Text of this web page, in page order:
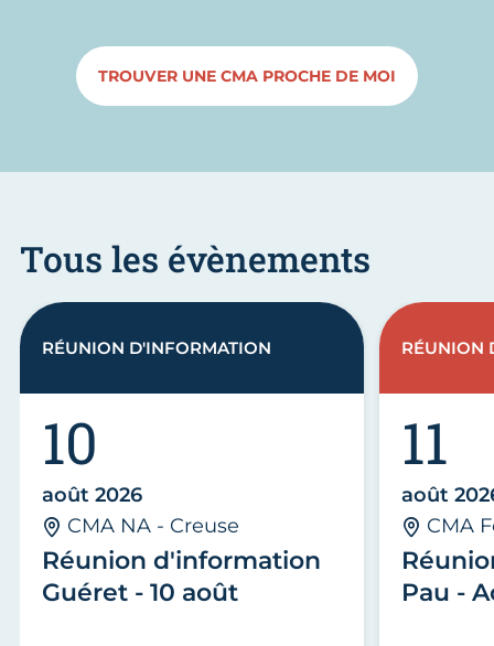
TROUVER UNE CMA PROCHE DE MOI
Tous les évènements
Réunion d'information
Guéret - 10 août
10
août 2026
CMA NA - Creuse
RÉUNION D'INFORMATION
Pau -
11
août
CMA
RÉUNION